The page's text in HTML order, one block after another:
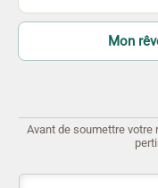
Mon
Avant de soumettre votre